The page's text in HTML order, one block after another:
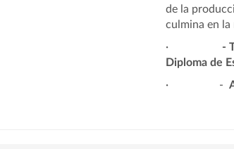
de la
culmina en la
·
-
Diploma de
·-